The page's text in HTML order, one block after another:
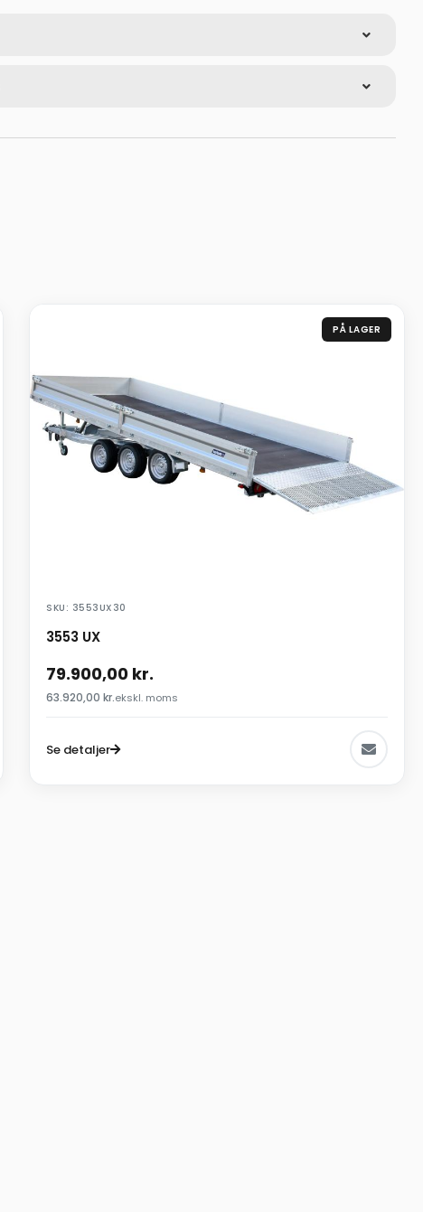
PÅ LAGER
SKU: 3553UX30
3553 UX
79.900,00 kr.
63.920,00 kr.ekskl. moms
Se detaljer